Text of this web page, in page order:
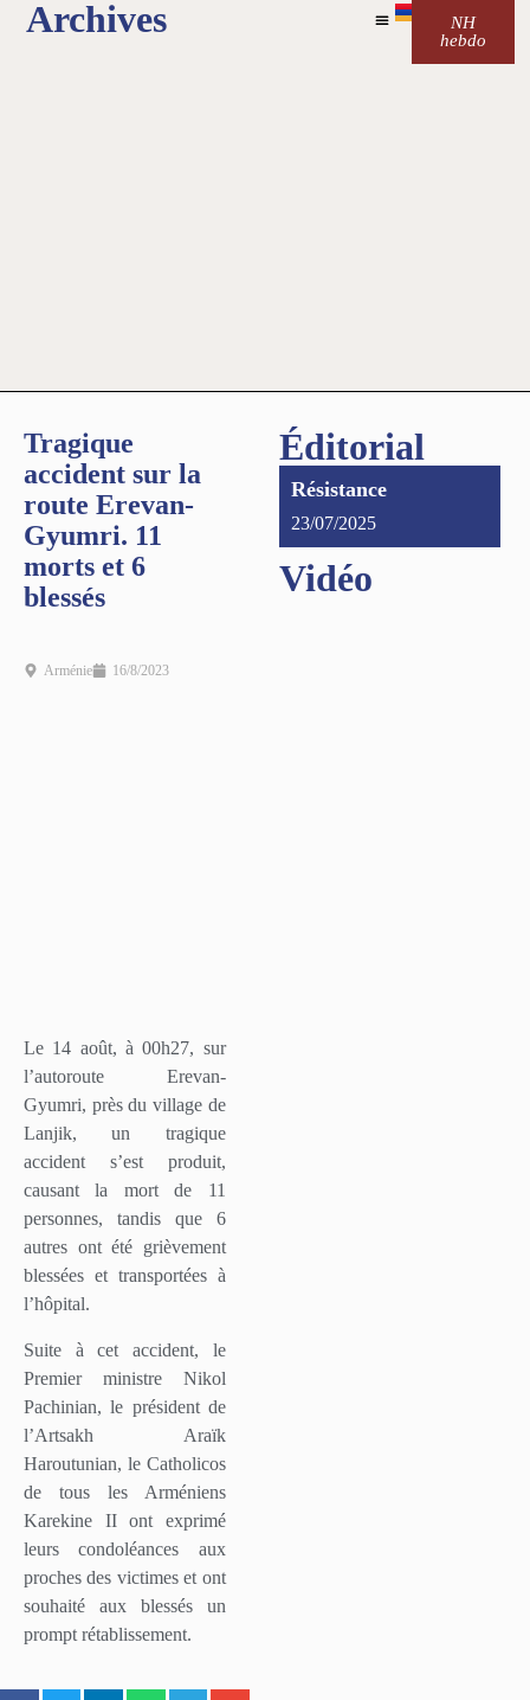
Archives
NH
hebdo
Tragique
accident sur la
route Erevan-
Gyumri. 11
morts et 6
blessés
Arménie 16/8/2023
Le 14 août, à 00h27, sur
l’autoroute Erevan-
Gyumri, près du village de
Lanjik, un tragique
accident s’est produit,
causant la mort de 11
personnes, tandis que 6
autres ont été grièvement
blessées et transportées à
l’hôpital.
Suite à cet accident, le
Premier ministre Nikol
Pachinian, le président de
l’Artsakh Araïk
Haroutunian, le Catholicos
de tous les Arméniens
Karekine II ont exprimé
leurs condoléances aux
proches des victimes et ont
souhaité aux blessés un
prompt rétablissement.
Éditorial
Résistance
23/07/2025
Vidéo